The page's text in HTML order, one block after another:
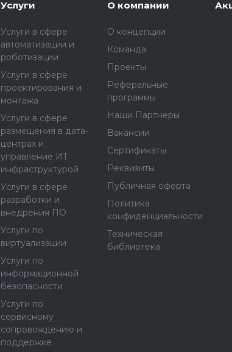
Услуги
Услуги в сфере
автоматизации и
роботизации
Услуги в сфере
проектирования и
монтажа
Услуги в сфере
размещения в дата-
центрах и
управление ИТ
инфраструктурой
Услуги в сфере
разработки и
внедрения ПО
Услуги по
виртуализации
Услуги по
информационной
безопасности
Услуги по
сервисному
сопровождению и
поддержке
О компании
О концепции
Команда
Проекты
Реферальные
программы
Наши Партнеры
Вакансии
Сертификаты
Реквизиты
Публичная оферта
Политика
конфиденциальности
Техническая
библиотека